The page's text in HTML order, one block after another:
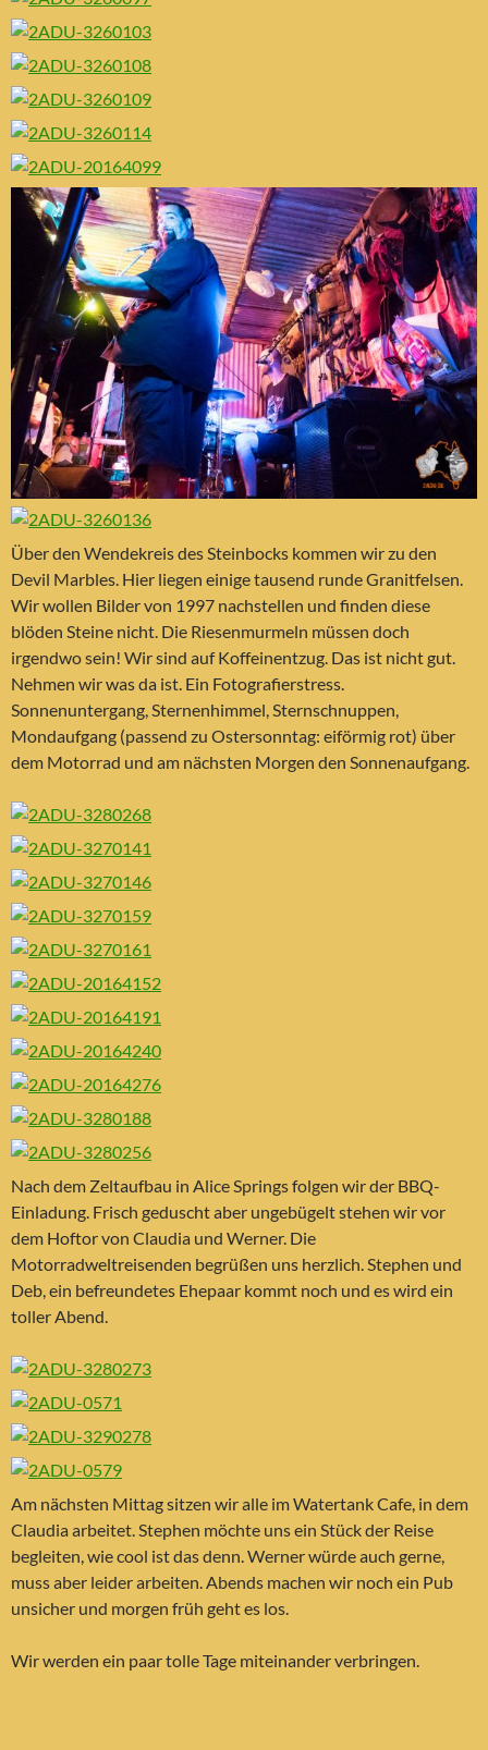
Über den Wendekreis des Steinbocks kommen wir zu den
Devil Marbles. Hier liegen einige tausend runde Granitfelsen.
Wir wollen Bilder von 1997 nachstellen und finden diese
blöden Steine nicht. Die Riesenmurmeln müssen doch
irgendwo sein! Wir sind auf Koffeinentzug. Das ist nicht gut.
Nehmen wir was da ist. Ein Fotografierstress.
Sonnenuntergang, Sternenhimmel, Sternschnuppen,
Mondaufgang (passend zu Ostersonntag: eiförmig rot) über
dem Motorrad und am nächsten Morgen den Sonnenaufgang.
Nach dem Zeltaufbau in Alice Springs folgen wir der BBQ-
Einladung. Frisch geduscht aber ungebügelt stehen wir vor
dem Hoftor von Claudia und Werner. Die
Motorradweltreisenden begrüßen uns herzlich. Stephen und
Deb, ein befreundetes Ehepaar kommt noch und es wird ein
toller Abend.
Am nächsten Mittag sitzen wir alle im Watertank Cafe, in dem
Claudia arbeitet. Stephen möchte uns ein Stück der Reise
begleiten, wie cool ist das denn. Werner würde auch gerne,
muss aber leider arbeiten. Abends machen wir noch ein Pub
unsicher und morgen früh geht es los.
Wir werden ein paar tolle Tage miteinander verbringen.